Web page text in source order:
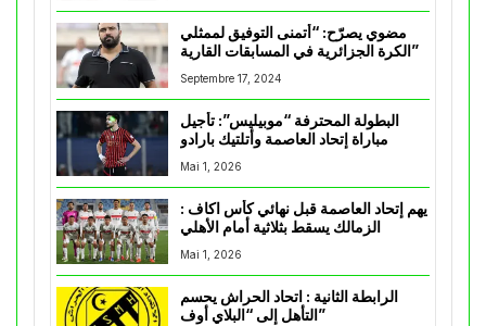
مضوي يصرّح: “أتمنى التوفيق لممثلي
الكرة الجزائرية في المسابقات القارية”
Septembre 17, 2024
البطولة المحترفة “موبيليس”: تأجيل
مباراة إتحاد العاصمة وأتلتيك بارادو
Mai 1, 2026
يهم إتحاد العاصمة قبل نهائي كأس اكاف :
Mai 1, 2026
الرابطة الثانية : اتحاد الحراش يحسم
التأهل إلى “البلاي أوف”